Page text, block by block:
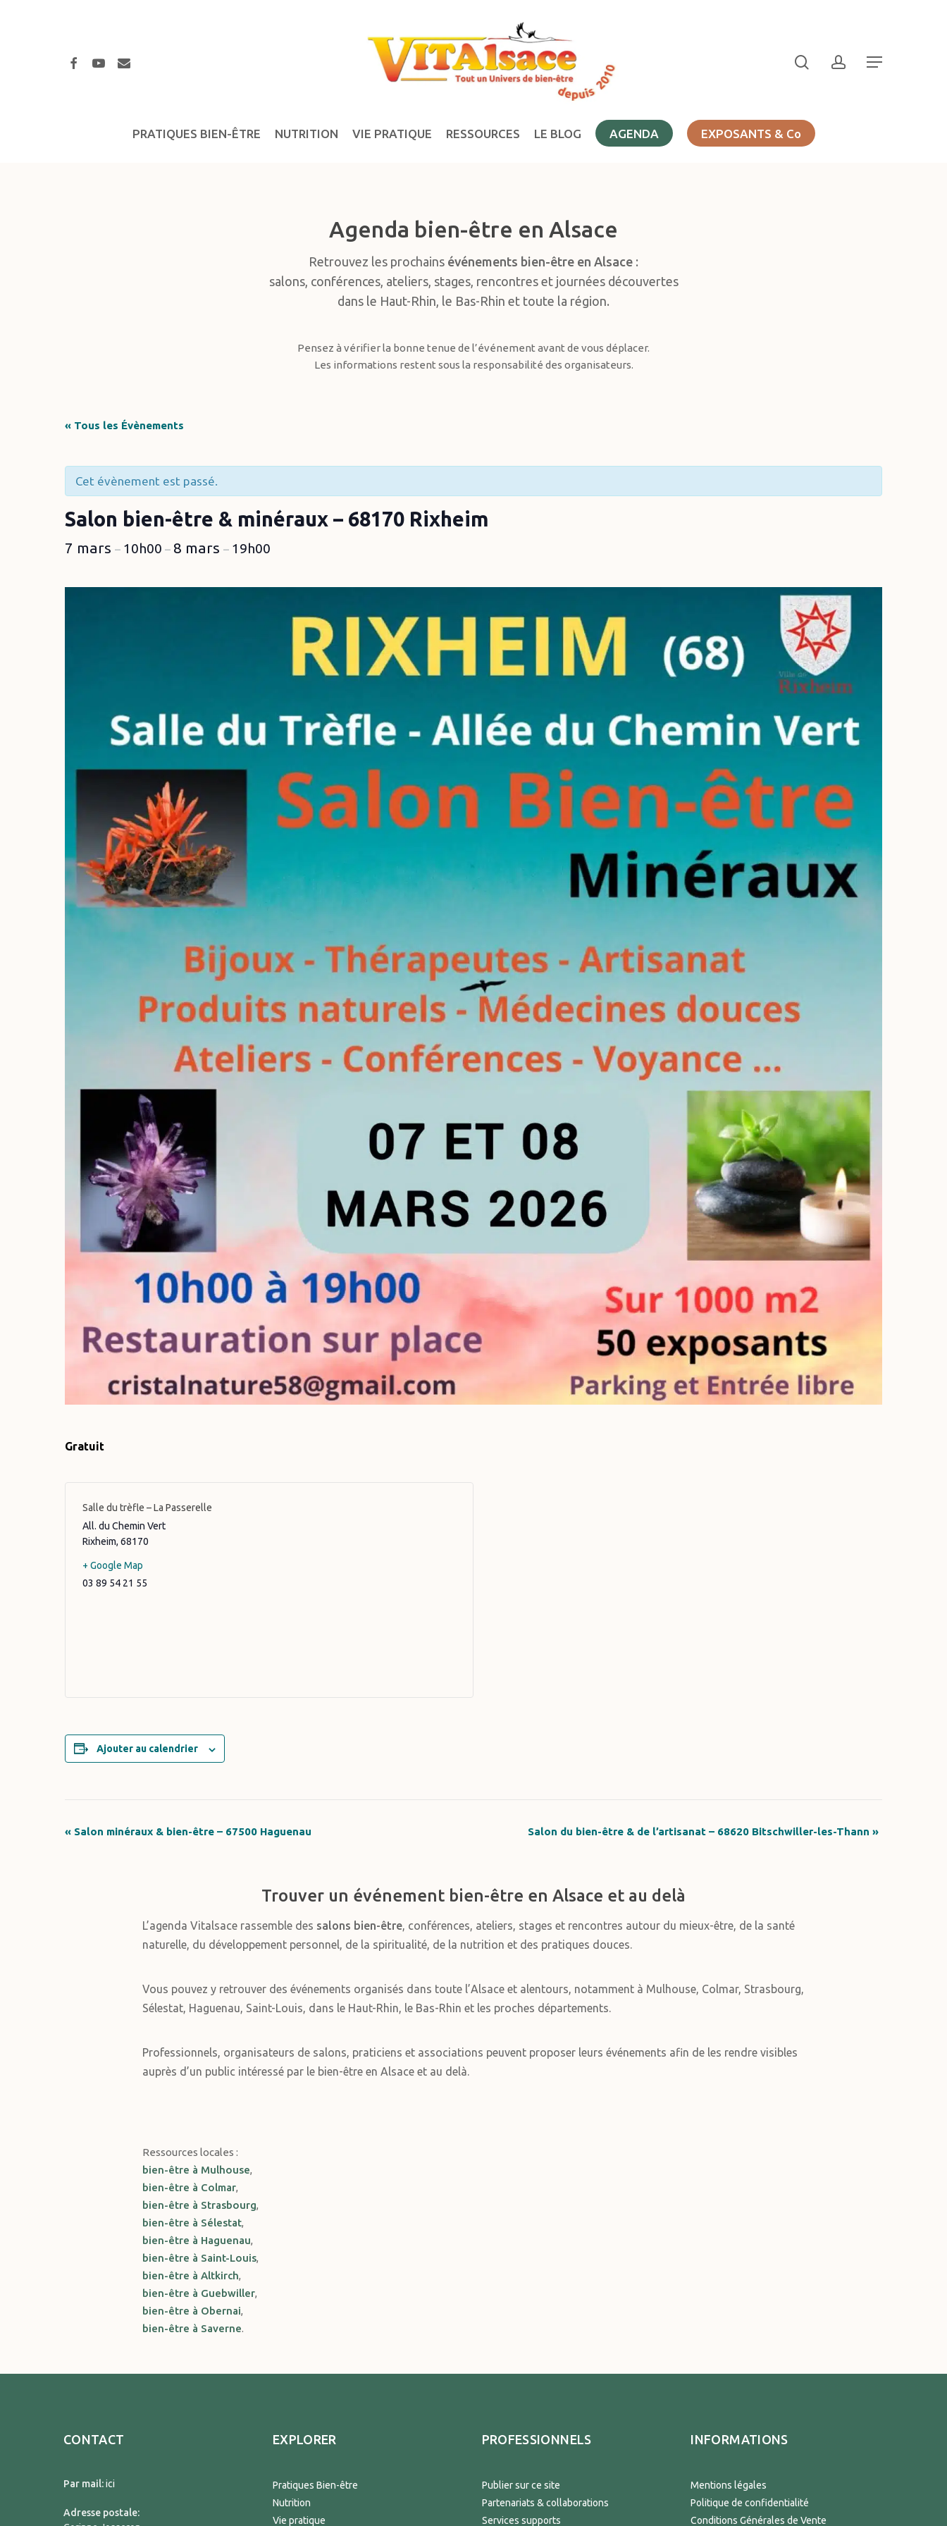
Hit enter to search or ESC to close
facebookyoutube
email Menu
PRATIQUES BIEN-ÊTRE NUTRITION VIE PRATIQUE RESSOURCES LE BLOG AGENDA EXPOSANTS & Co
Agenda bien-être en Alsace
Retrouvez les prochains événements bien-être en Alsace :
salons, conférences, ateliers, stages, rencontres et journées découvertes
dans le Haut-Rhin, le Bas-Rhin et toute la région.
Pensez à vérifier la bonne tenue de l’événement avant de vous déplacer.
Les informations restent sous la responsabilité des organisateurs.
« Tous les Évènements
Cet évènement est passé.
Salon bien-être & minéraux – 68170 Rixheim
7 mars – 10h00 – 8 mars – 19h00
Gratuit
Salle du trèfle – La Passerelle
All. du Chemin Vert
Rixheim, 68170
+ Google Map
03 89 54 21 55
Ajouter au calendrier
Navigation
« Salon minéraux & bien-être – 67500 Haguenau Salon du bien-être & de l’artisanat – 68620 Bitschwiller-les-Thann »
Trouver un événement bien-être en Alsace et au delà
L’agenda Vitalsace rassemble des salons bien-être, conférences, ateliers, stages et rencontres autour du mieux-être, de la santé
naturelle, du développement personnel, de la spiritualité, de la nutrition et des pratiques douces.
Vous pouvez y retrouver des événements organisés dans toute l’Alsace et alentours, notamment à Mulhouse, Colmar, Strasbourg,
Sélestat, Haguenau, Saint-Louis, dans le Haut-Rhin, le Bas-Rhin et les proches départements.
Professionnels, organisateurs de salons, praticiens et associations peuvent proposer leurs événements afin de les rendre visibles
auprès d’un public intéressé par le bien-être en Alsace et au delà.
Ressources locales :
bien-être à Mulhouse,
bien-être à Colmar,
bien-être à Strasbourg,
bien-être à Sélestat,
bien-être à Haguenau,
bien-être à Saint-Louis,
bien-être à Altkirch,
bien-être à Guebwiller,
bien-être à Obernai,
bien-être à Saverne.
CONTACT
Par mail:ici
Adresse postale:
EXPLORER
Pratiques Bien-être
Nutrition
Vie pratique
PROFESSIONNELS
Publier sur ce site
Partenariats & collaborations
Services supports
INFORMATIONS
Mentions légales
Politique de confidentialité
Conditions Générales de Vente